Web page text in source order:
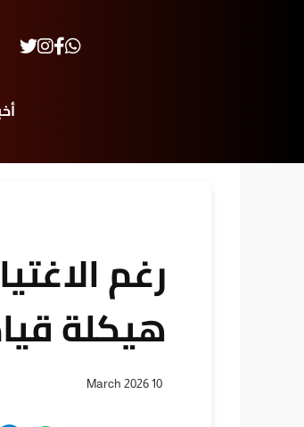
رغم
هيكلة
10 March 2026